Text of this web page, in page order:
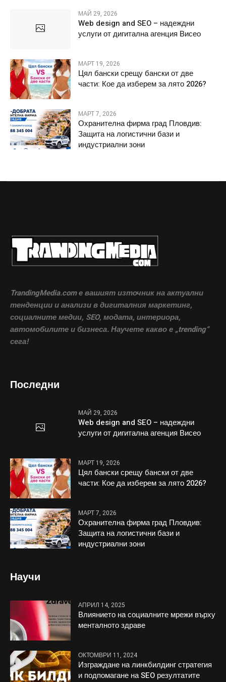
МАЙ 29, 2026
Web design and SEO – надеждни
услуги от дигитална агенция Висео
МАРТ 19, 2026
Цял бански срещу бански от две
части: Кое да изберем за лято 2026?
МАРТ 7, 2026
Охранителна фирма град Пловдив:
Защита на логистични бази и
индустриални зони
TrandingMedia.com е вашият източник на актуални
тенденции и анализи в дигиталния маркетинг,
социалните медии, SEO, модата, интериора,
автомобилите и бизнеса. Научете какво е „trending“
сега!
Последни
МАЙ 29, 2026
Web design and SEO – надеждни
услуги от дигитална агенция Висео
МАРТ 19, 2026
Цял бански срещу бански от две
части: Кое да изберем за лято 2026?
МАРТ 7, 2026
Охранителна фирма град Пловдив:
Защита на логистични бази и
индустриални зони
Научи
АПРИЛ 14, 2025
Влиянието на социалните мрежи върху
менталното здраве
ОКТОМВРИ 11, 2024
Изграждане на линкбилдинг стратегия
и подпомагане на SEO резултатите